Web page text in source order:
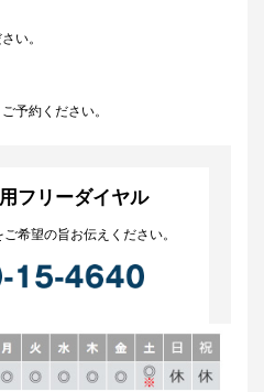
い。
予約ください。
フリーダイヤル
希望の旨お伝えください。